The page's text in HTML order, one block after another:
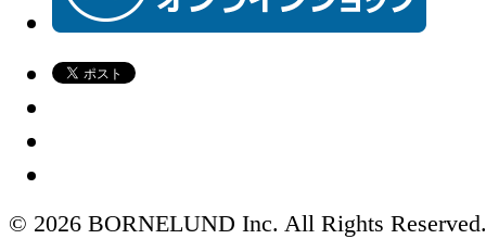
© 2026 BORNELUND Inc. All Rights Reserved.